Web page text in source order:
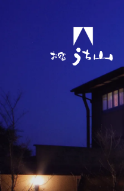
ンをスキップしてコンテンツに移